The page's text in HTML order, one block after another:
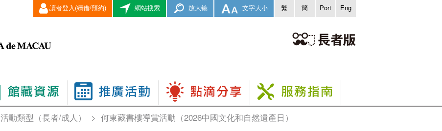
讀者登入(續借/預約) 網站搜索 放大镜 文字大小 繁 簡 Port Eng
活動類型（長者/成人） > 何東藏書樓導賞活動（2026中國文化和自然遺產日）